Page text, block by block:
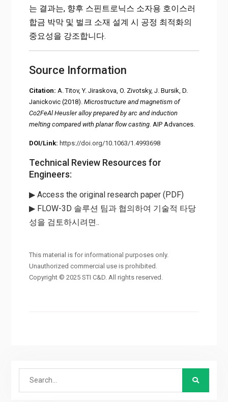
는 결과는, 향후 스핀트로닉스 소자용 호이스러
합금 박막 및 벌크 소재 설계 시 공정 최적화의
중요성을 강조합니다.
Source Information
Citation: A. Titov, Y. Jiraskova, O. Zivotsky, J. Bursik, D.
Janickovic (2018). Microstructure and magnetism of
Co2FeAl Heusler alloy prepared by arc and induction
melting compared with planar flow casting. AIP Advances.
DOI/Link: https://doi.org/10.1063/1.4993698
Technical Review Resources for
Engineers:
▶ Access the original research paper (PDF)
▶ FLOW-3D 솔루션 팀과 협의하여 기술적 타당
성을 검토하시려면..
This material is for informational purposes only.
Unauthorized commercial use is prohibited.
Copyright © 2025 STI C&D. All rights reserved.
Search